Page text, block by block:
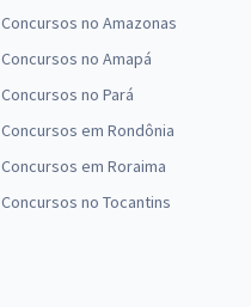
Concursos no Amazonas
Concursos no Amapá
Concursos no Pará
Concursos em Rondônia
Concursos em Roraima
Concursos no Tocantins